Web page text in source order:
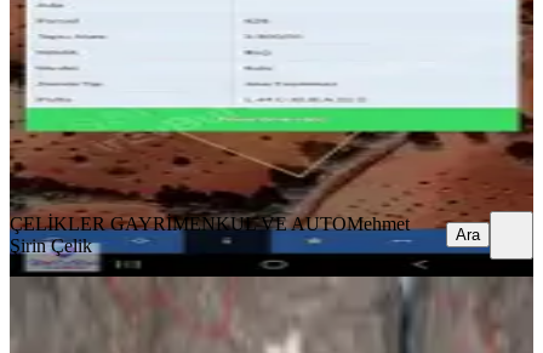
663/m²
ÇELİKLER GAYRİMENKUL VE AUTOMehmet Şirin Çelik
Ara
ÇELİKLER GAYRİMENKUL VE AUTOMehmet
Şirin Çelik
Ara
YOLU AÇIK
Smart'tan Eğil De Yolu Açılmış, Çiftlik
Ruhsatlı, 20.523m² Arazi